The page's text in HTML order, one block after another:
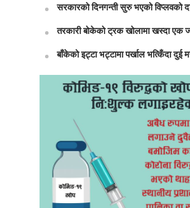
सरकारको दिनगन्ती सुरु भएको विप्लवको
तरकारी बोकेको ट्रक खोलामा खस्दा एक
बाँकेको इट्टा भट्टामा पर्खाल भत्किँदा दुई